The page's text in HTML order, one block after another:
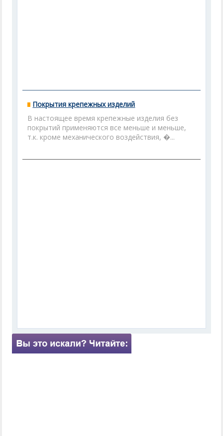
Покрытия крепежных изделий
В настоящее время крепежные изделия без
покрытий применяются все меньше и меньше,
т.к. кроме механического воздействия, �...